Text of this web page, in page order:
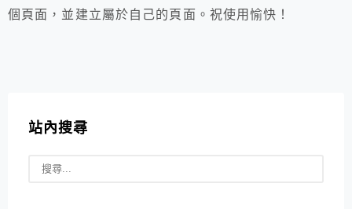
個頁面，並建立屬於自己的頁面。祝使用愉快！
站內搜尋